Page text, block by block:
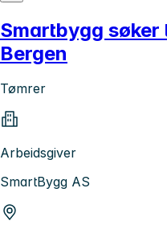
Smartbygg
Bergen
Tømrer
Arbeidsgiver
SmartBygg AS